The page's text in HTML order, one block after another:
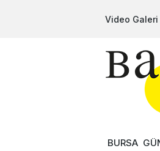
Video Galeri
BURSA